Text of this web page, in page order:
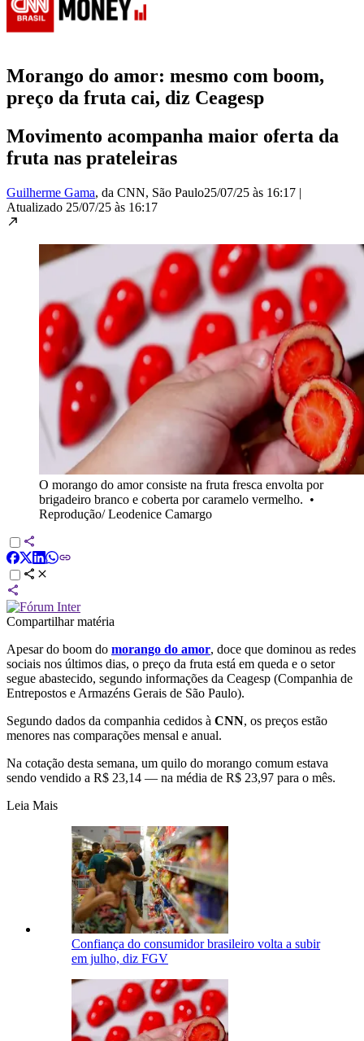
Morango do amor: mesmo com boom,
preço da fruta cai, diz Ceagesp
Movimento acompanha maior oferta da
fruta nas prateleiras
Guilherme Gama, da CNN, São Paulo25/07/25 às 16:17 |
Atualizado 25/07/25 às 16:17
O morango do amor consiste na fruta fresca envolta por
brigadeiro branco e coberta por caramelo vermelho. •
Reprodução/ Leodenice Camargo
Compartilhar matéria
Apesar do boom do morango do amor, doce que dominou as redes
sociais nos últimos dias, o preço da fruta está em queda e o setor
segue abastecido, segundo informações da Ceagesp (Companhia de
Entrepostos e Armazéns Gerais de São Paulo).
Segundo dados da companhia cedidos à CNN, os preços estão
menores nas comparações mensal e anual.
Na cotação desta semana, um quilo do morango comum estava
sendo vendido a R$ 23,14 — na média de R$ 23,97 para o mês.
Leia Mais
Confiança do consumidor brasileiro volta a subir
em julho, diz FGV